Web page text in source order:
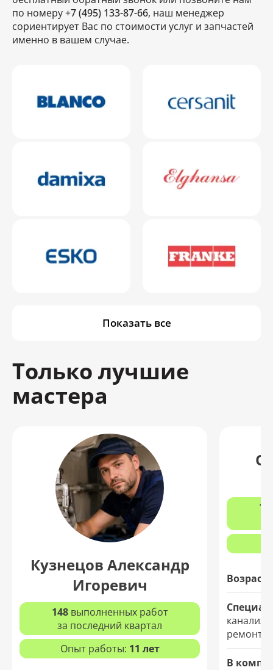
по номеру+7 (495) 133-87-66, наш менеджер
сориентирует Вас по стоимости услуг и запчастей
именно в вашем случае.
Показать все
Только лучшие
мастера
Кузнецов Александр
Игоревич
148выполненных работ
за последний квартал
Опыт работы: 11 лет
Возраст:
ремонт
В